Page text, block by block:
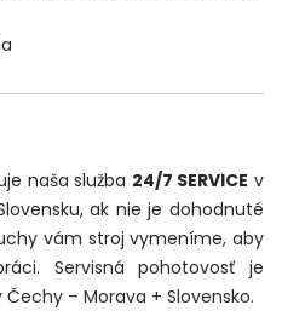
naša služba 24/7 SERVICE v
ak nie je dohodnuté
vám stroj vymeníme, aby
Servisná pohotovosť je
– Morava + Slovensko.